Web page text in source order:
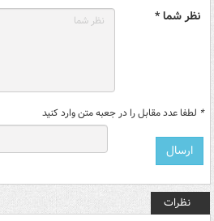
نظر شما *
* لطفا عدد مقابل را در جعبه متن وارد کنید
نظرات